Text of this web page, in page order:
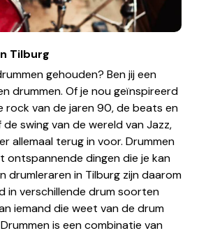
Tilburg
gehouden? Ben jij een
drummen. Of je nou geïnspireerd
rock van de jaren 90, de beats en
de swing van de wereld van Jazz,
allemaal terug in voor. Drummen
ontspannende dingen die je kan
drumleraren in Tilburg zijn daarom
in verschillende drum soorten
iemand die weet van de drum
is een combinatie van